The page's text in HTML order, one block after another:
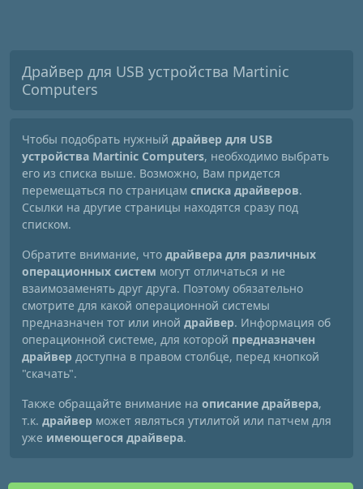
Драйвер для USB устройства Martinic
Computers
Чтобы подобрать нужный драйвер для USB
устройства Martinic Computers, необходимо выбрать
его из списка выше. Возможно, Вам придется
перемещаться по страницам списка драйверов.
Ссылки на другие страницы находятся сразу под
списком.
Обратите внимание, что драйвера для различных
операционных систем могут отличаться и не
взаимозаменять друг друга. Поэтому обязательно
смотрите для какой операционной системы
предназначен тот или иной драйвер. Информация об
операционной системе, для которой предназначен
драйвер доступна в правом столбце, перед кнопкой
"скачать".
Также обращайте внимание на описание драйвера,
т.к. драйвер может являться утилитой или патчем для
уже имеющегося драйвера.